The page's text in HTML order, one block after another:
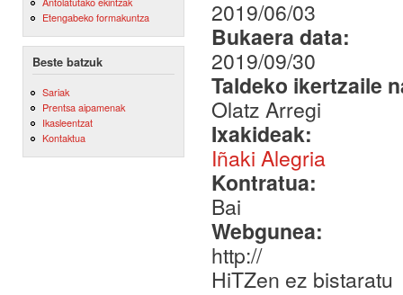
Etengabeko formakuntza
Beste batzuk
Sariak
Prentsa aipamenak
Ikasleentzat
Kontaktua
2019/06/03
Bukaera data:
2019/09/30
Taldeko ikertzaile
Olatz Arregi
Ixakideak:
Iñaki Alegria
Kontratua:
Bai
Webgunea:
http://
HiTZen ez bistaratu